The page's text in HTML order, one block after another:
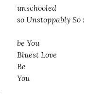
unschooled
so Unstoppably So :
be You
Bluest Love
Be
You